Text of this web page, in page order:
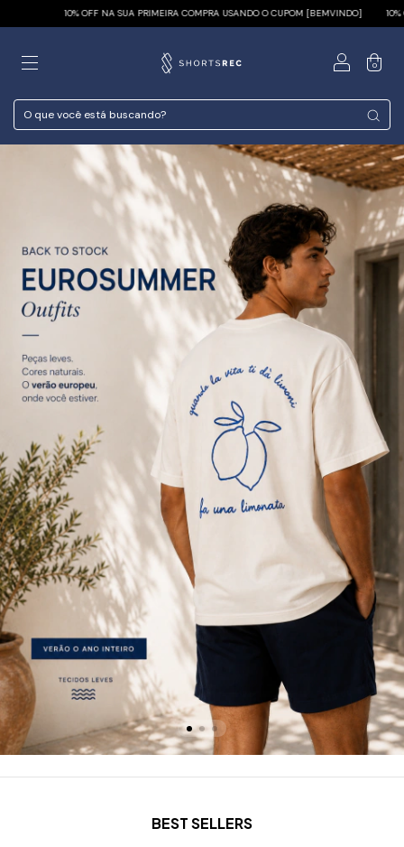
PRIMEIRA COMPRA USANDO O CUPOM [BEMVINDO] 10% OFF NA SUA PRIMEIRA
0
BEST SELLERS